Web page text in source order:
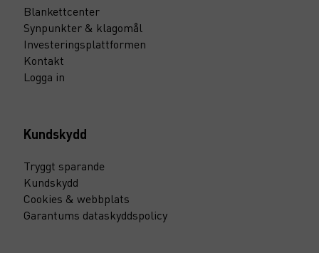
Blankettcenter
Synpunkter & klagomål
Investeringsplattformen
Kontakt
Logga in
Kundskydd
Tryggt sparande
Kundskydd
Cookies & webbplats
Garantums dataskyddspolicy